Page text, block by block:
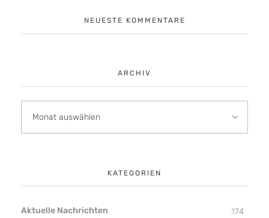
NEUESTE KOMMENTARE
ARCHIV
KATEGORIEN
Aktuelle Nachrichten
174